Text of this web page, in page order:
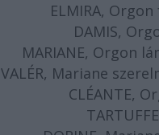
ELMIRA, Orgon
DAMIS,
MARIANE, Orgon
VALÉR, Mariane
CLÉANTE,